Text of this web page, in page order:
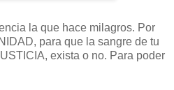
la que hace milagros. Por
para que la sangre de tu
exista o no. Para poder